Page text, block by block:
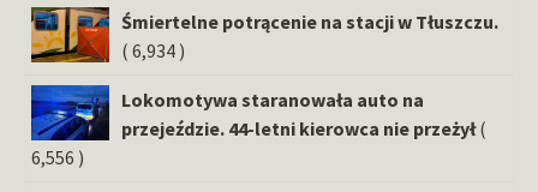
Śmiertelne potrącenie na stacji w Tłuszczu.
( 6,934 )
Lokomotywa staranowała auto na
przejeździe. 44-letni kierowca nie przeżył (
6,556 )